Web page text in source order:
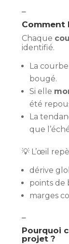
–
Comment
Chaque
identifié.
La
bougé.
Si elle
été
La
que
💡 L’œil
dérive
points de
marges
–
Pourquoi
projet ?